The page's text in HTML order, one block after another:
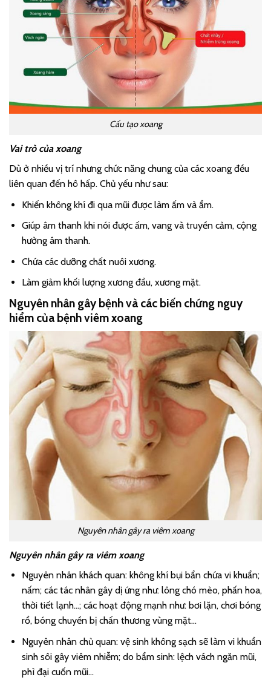
Cấu tạo xoang
Vai trò của xoang
Dù ở nhiều vị trí nhưng chức năng chung của các xoang đều
liên quan đến hô hấp. Chủ yếu như sau:
Khiến không khí đi qua mũi được làm ấm và ẩm.
Giúp âm thanh khi nói được ấm, vang và truyền cảm, cộng
hưởng âm thanh.
Chứa các dưỡng chất nuôi xương.
Làm giảm khối lượng xương đầu, xương mặt.
Nguyên nhân gây bệnh và các biến chứng nguy
hiểm của bệnh viêm xoang
Nguyên nhân gây ra viêm xoang
Nguyên nhân gây ra viêm xoang
Nguyên nhân khách quan: không khí bụi bẩn chứa vi khuẩn;
nấm; các tác nhân gây dị ứng như: lông chó mèo, phấn hoa,
thời tiết lạnh…; các hoạt động mạnh như: bơi lặn, chơi bóng
rổ, bóng chuyền bị chấn thương vùng mặt…
Nguyên nhân chủ quan: vệ sinh không sạch sẽ làm vi khuẩn
sinh sôi gây viêm nhiễm; do bẩm sinh: lệch vách ngăn mũi,
phì đại cuốn mũi…